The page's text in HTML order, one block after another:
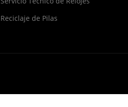
Reciclaje de Pilas